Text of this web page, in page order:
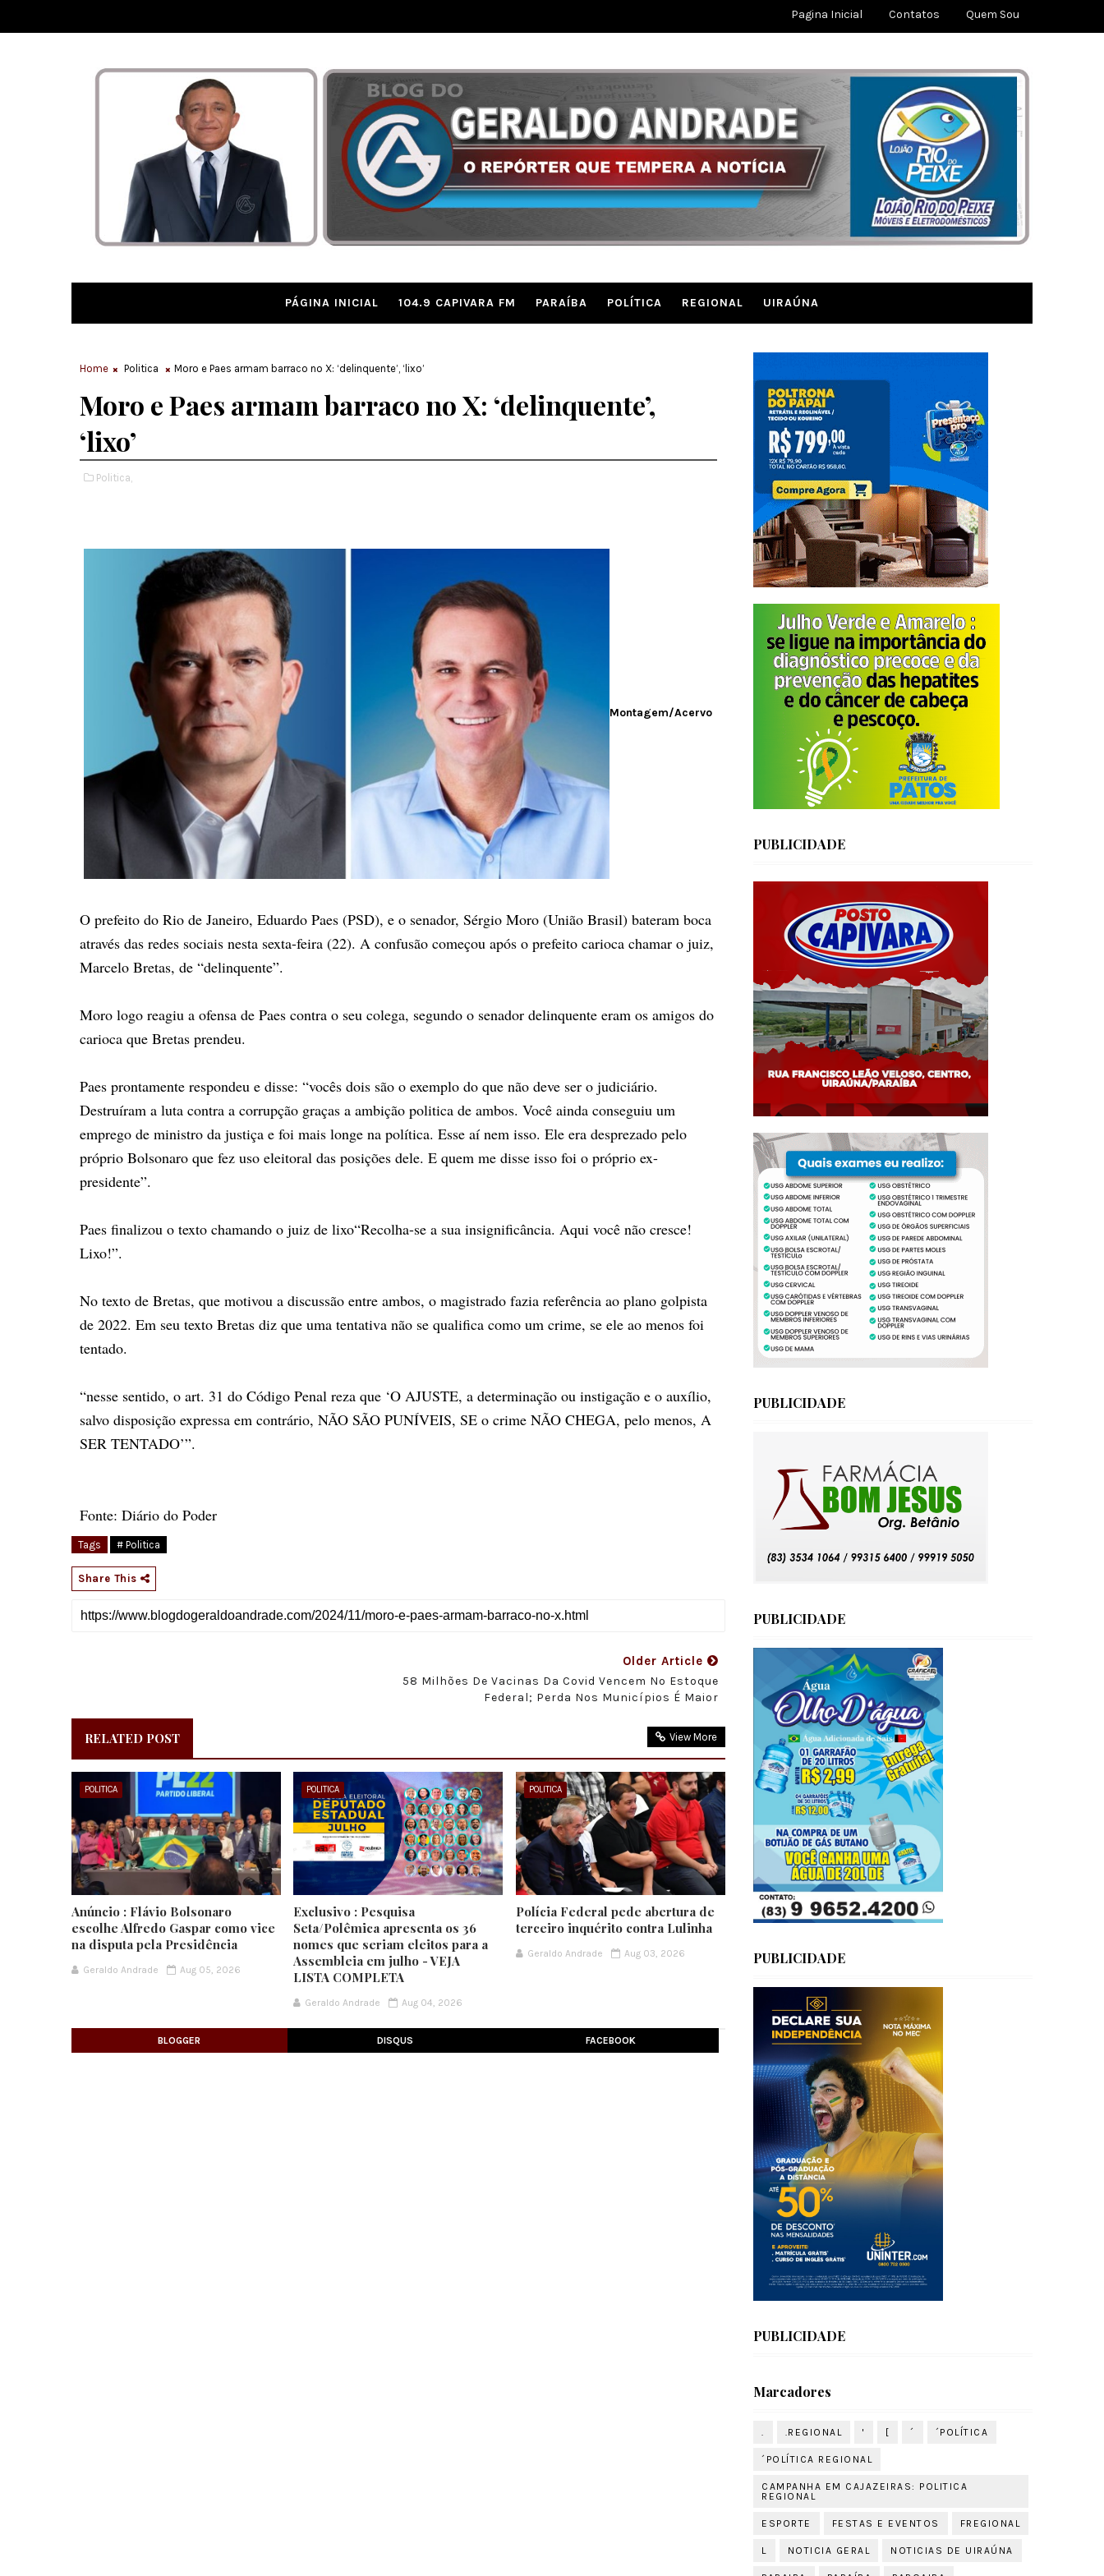
Pagina Inicial Contatos Quem Sou
PÁGINA INICIAL 104.9 CAPIVARA FM PARAÍBA POLÍTICA REGIONAL UIRAÚNA
Home Politica Moro e Paes armam barraco no X: ‘delinquente’, ‘lixo’
Moro e Paes armam barraco no X: ‘delinquente’,
‘lixo’
Politica,
Montagem/Acervo
O prefeito do Rio de Janeiro, Eduardo Paes (PSD), e o senador, Sérgio Moro (União Brasil) bateram boca
através das redes sociais nesta sexta-feira (22). A confusão começou após o prefeito carioca chamar o juiz,
Marcelo Bretas, de “delinquente”.
Moro logo reagiu a ofensa de Paes contra o seu colega, segundo o senador delinquente eram os amigos do
carioca que Bretas prendeu.
Paes prontamente respondeu e disse: “vocês dois são o exemplo do que não deve ser o judiciário.
Destruíram a luta contra a corrupção graças a ambição politica de ambos. Você ainda conseguiu um
emprego de ministro da justiça e foi mais longe na política. Esse aí nem isso. Ele era desprezado pelo
próprio Bolsonaro que fez uso eleitoral das posições dele. E quem me disse isso foi o próprio ex-
presidente”.
Paes finalizou o texto chamando o juiz de lixo“Recolha-se a sua insignificância. Aqui você não cresce!
Lixo!”.
No texto de Bretas, que motivou a discussão entre ambos, o magistrado fazia referência ao plano golpista
de 2022. Em seu texto Bretas diz que uma tentativa não se qualifica como um crime, se ele ao menos foi
tentado.
“nesse sentido, o art. 31 do Código Penal reza que ‘O AJUSTE, a determinação ou instigação e o auxílio,
salvo disposição expressa em contrário, NÃO SÃO PUNÍVEIS, SE o crime NÃO CHEGA, pelo menos, A
SER TENTADO’”.
Fonte: Diário do Poder
Tags # Politica
Share This
Older Article
58 Milhões De Vacinas Da Covid Vencem No Estoque
Federal; Perda Nos Municípios É Maior
RELATED POST View More
POLITICA
Anúncio : Flávio Bolsonaro
escolhe Alfredo Gaspar como vice
na disputa pela Presidência
Geraldo Andrade Aug 05, 2026
POLITICA
Exclusivo : Pesquisa
Seta/Polêmica apresenta os 36
nomes que seriam eleitos para a
Assembleia em julho - VEJA
LISTA COMPLETA
Geraldo Andrade Aug 04, 2026
POLITICA
Polícia Federal pede abertura de
terceiro inquérito contra Lulinha
Geraldo Andrade Aug 03, 2026
BLOGGER DISQUS FACEBOOK
PUBLICIDADE
PUBLICIDADE
PUBLICIDADE
PUBLICIDADE
PUBLICIDADE
Marcadores
. .REGIONAL ' [ ´ ´POLÍTICA
´POLÍTICA REGIONAL
CAMPANHA EM CAJAZEIRAS: POLITICA
REGIONAL
ESPORTE FESTAS E EVENTOS FREGIONAL
L NOTICIA GERAL NOTICIAS DE UIRAÚNA